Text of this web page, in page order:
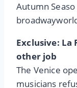
Autumn Seaso
Exclusive: La
other job
The Venice
musicians